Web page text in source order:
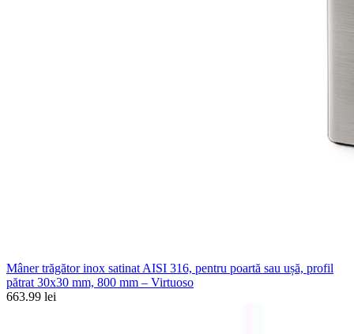
Mâner trăgător inox satinat AISI 316, pentru poartă sau ușă, profil
pătrat 30x30 mm, 800 mm – Virtuoso
663.99 lei